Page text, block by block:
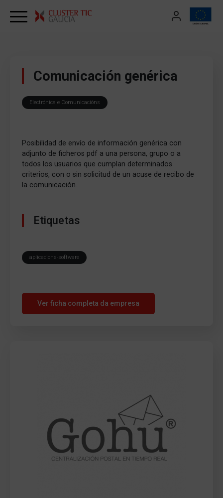
Comunicación genérica
Electrónica e Comunicacións
Posibilidad de envío de información genérica con
adjunto de ficheros pdf a una persona, grupo o a
todos los usuarios que cumplan determinados
criterios, con o sin solicitud de un acuse de recibo de
la comunicación.
Etiquetas
aplicacions-software
Ver ficha completa da empresa